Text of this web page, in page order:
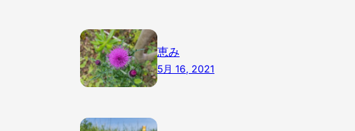
恵み
5月 16, 2021